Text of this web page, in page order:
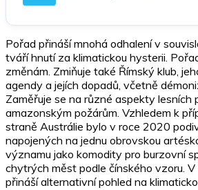
Pořad přináší mnohá odhalení v
tváří hnutí za klimatickou hysterii.
změnám. Zmiňuje také Římský klub,
agendy a jejích dopadů, včetně
Zaměřuje se na různé aspekty
amazonským požárům. Vzhledem k
straně Austrálie bylo v roce 2020
napojených na jednu obrovskou
významu jako komodity pro burzovní
chytrých měst podle čínského vzoru.
přináší alternativní pohled na